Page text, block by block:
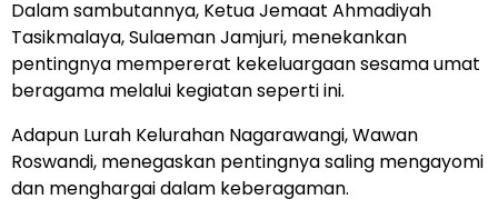
Dalam sambutannya, Ketua Jemaat Ahmadiyah
Tasikmalaya, Sulaeman Jamjuri, menekankan
pentingnya mempererat kekeluargaan sesama umat
beragama melalui kegiatan seperti ini.
Adapun Lurah Kelurahan Nagarawangi, Wawan
Roswandi, menegaskan pentingnya saling mengayomi
dan menghargai dalam keberagaman.